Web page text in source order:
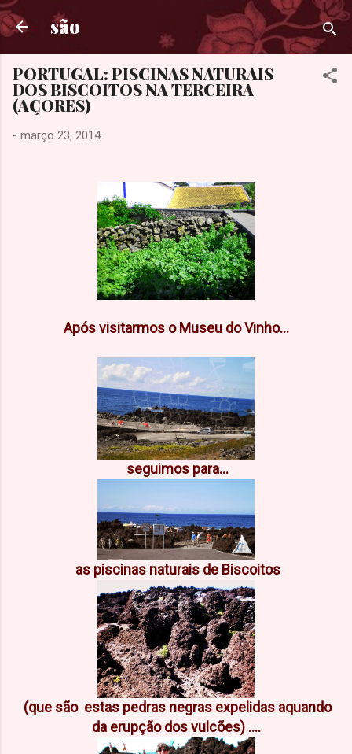
Avançar para o conteúdo principal
são
PORTUGAL: PISCINAS NATURAIS
DOS BISCOITOS NA TERCEIRA
(AÇORES)
- março 23, 2014
Após visitarmos o Museu do Vinho...
seguimos para...
as piscinas naturais de Biscoitos
(que são estas pedras negras expelidas aquando
da erupção dos vulcões) ....